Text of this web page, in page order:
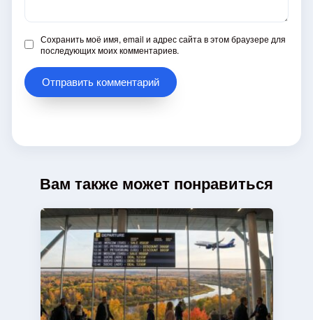
Сохранить моё имя, email и адрес сайта в этом браузере для
последующих моих комментариев.
Вам также может понравиться